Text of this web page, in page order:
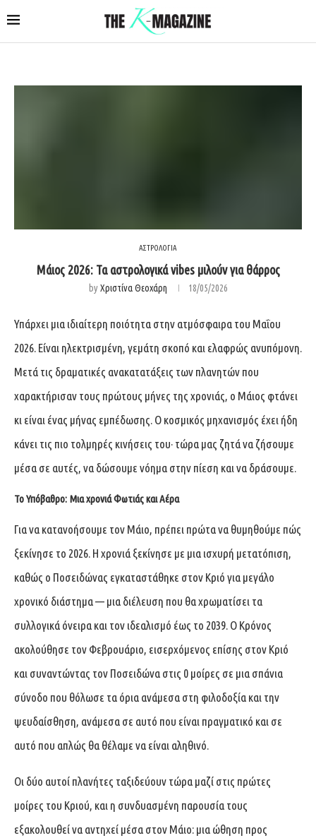
ΑΣΤΡΟΛΟΓΙΑ
Μάιος 2026: Τα αστρολογικά vibes μιλούν για θάρρος
byΧριστίνα Θεοχάρη 18/05/2026
Υπάρχει μια ιδιαίτερη ποιότητα στην ατμόσφαιρα του Μαΐου
2026. Είναι ηλεκτρισμένη, γεμάτη σκοπό και ελαφρώς ανυπόμονη.
Μετά τις δραματικές ανακατατάξεις των πλανητών που
χαρακτήρισαν τους πρώτους μήνες της χρονιάς, ο Μάιος φτάνει
κι είναι ένας μήνας εμπέδωσης. Ο κοσμικός μηχανισμός έχει ήδη
κάνει τις πιο τολμηρές κινήσεις του· τώρα μας ζητά να ζήσουμε
μέσα σε αυτές, να δώσουμε νόημα στην πίεση και να δράσουμε.
Το Υπόβαθρο: Μια χρονιά Φωτιάς και Αέρα
Για να κατανοήσουμε τον Μάιο, πρέπει πρώτα να θυμηθούμε πώς
ξεκίνησε το 2026. Η χρονιά ξεκίνησε με μια ισχυρή μετατόπιση,
καθώς ο Ποσειδώνας εγκαταστάθηκε στον Κριό για μεγάλο
χρονικό διάστημα — μια διέλευση που θα χρωματίσει τα
συλλογικά όνειρα και τον ιδεαλισμό έως το 2039. Ο Κρόνος
ακολούθησε τον Φεβρουάριο, εισερχόμενος επίσης στον Κριό
και συναντώντας τον Ποσειδώνα στις 0 μοίρες σε μια σπάνια
σύνοδο που θόλωσε τα όρια ανάμεσα στη φιλοδοξία και την
ψευδαίσθηση, ανάμεσα σε αυτό που είναι πραγματικό και σε
αυτό που απλώς θα θέλαμε να είναι αληθινό.
Οι δύο αυτοί πλανήτες ταξιδεύουν τώρα μαζί στις πρώτες
μοίρες του Κριού, και η συνδυασμένη παρουσία τους
εξακολουθεί να αντηχεί μέσα στον Μάιο: μια ώθηση προς